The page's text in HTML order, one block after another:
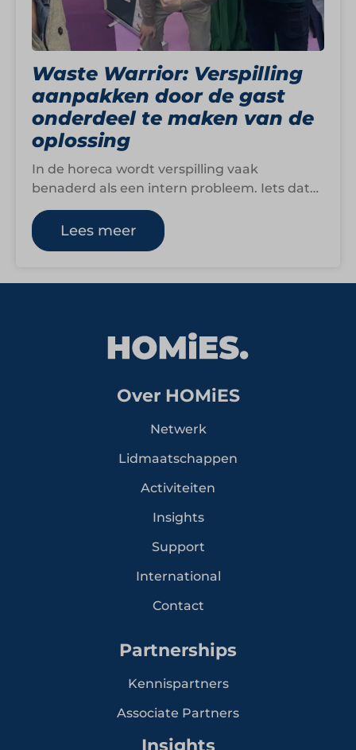
Waste Warrior: Verspilling
aanpakken door de gast
onderdeel te maken van de
oplossing
In de horeca wordt verspilling vaak
benaderd als een intern probleem. Iets dat
opgelost moet worden met betere inkoop,
slimmere…
Lees meer
Over HOMiES
Netwerk
Lidmaatschappen
Activiteiten
Insights
Support
International
Contact
Partnerships
Kennispartners
Associate Partners
Insights